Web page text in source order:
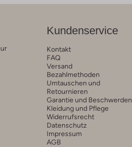
Kundenservice
Kontakt
FAQ
Versand
Bezahlmethoden
Umtauschen und
Retournieren
Garantie und Beschwerden
Kleidung und Pflege
Widerrufsrecht
Datenschutz
Impressum
AGB